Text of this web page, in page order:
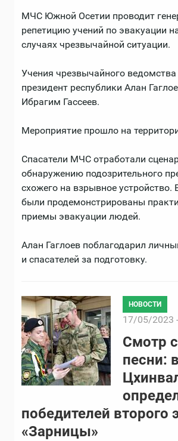
МЧС Южной Осетии проводит
репетицию учений по эвакуации
случаях чрезвычайной ситуации.
Учения чрезвычайного ведомства
президент республики Алан
Ибрагим Гассеев.
Мероприятие прошло на
Спасатели МЧС отработали
обнаружению подозрительного
схожего на взрывное устройство.
были продемонстрированы
приемы эвакуации людей.
Алан Гаглоев поблагодарил
и спасателей за подготовку.
НОВОСТИ
17/05/2023
Смотр
песни: в
победителей второго
«Зарницы»